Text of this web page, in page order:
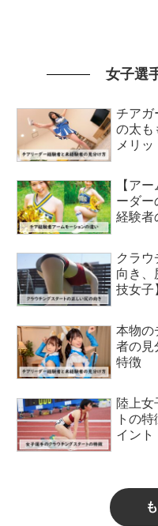
女子選
チアガ
の太も
メリッ
【ア
ーダー
経験者
クラ
向き、
技女子
本物の
者の見
特徴
陸上
トの
イント